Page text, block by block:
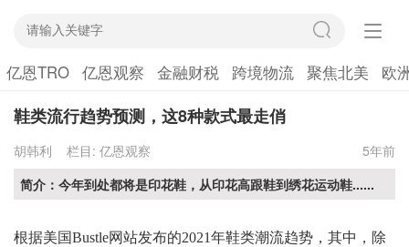
亿恩TRO 亿恩观察 金融财税 跨境物流 聚焦北美 欧
鞋类流行趋势预测，这8种款式最走俏
胡韩利 栏目: 亿恩观察
5年前
简介：今年到处都将是印花鞋，从印花高跟鞋到绣花运动鞋......
根据美国Bustle网站发布的2021年鞋类潮流趋势 ， 其中， 除